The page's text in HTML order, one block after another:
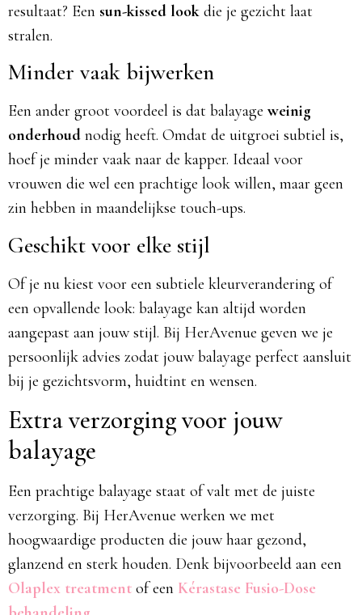
resultaat? Een sun-kissed look die je gezicht laat
stralen.
Minder vaak bijwerken
Een ander groot voordeel is dat balayage weinig
onderhoud nodig heeft. Omdat de uitgroei subtiel is,
hoef je minder vaak naar de kapper. Ideaal voor
vrouwen die wel een prachtige look willen, maar geen
zin hebben in maandelijkse touch-ups.
Geschikt voor elke stijl
Of je nu kiest voor een subtiele kleurverandering of
een opvallende look: balayage kan altijd worden
aangepast aan jouw stijl. Bij HerAvenue geven we je
persoonlijk advies zodat jouw balayage perfect aansluit
bij je gezichtsvorm, huidtint en wensen.
Extra verzorging voor jouw
balayage
Een prachtige balayage staat of valt met de juiste
verzorging. Bij HerAvenue werken we met
hoogwaardige producten die jouw haar gezond,
glanzend en sterk houden. Denk bijvoorbeeld aan een
Olaplex treatment of een Kérastase Fusio-Dose